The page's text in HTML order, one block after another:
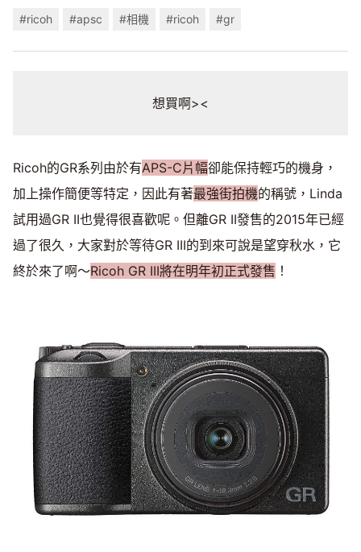
#ricoh #apsc #相機 #ricoh #gr
想買啊><
Ricoh的GR系列由於有APS-C片幅卻能保持輕巧的機身，
加上操作簡便等特定，因此有著最強街拍機的稱號，Linda
試用過GR II也覺得很喜歡呢。但離GR II發售的2015年已經
過了很久，大家對於等待GR III的到來可說是望穿秋水，它
終於來了啊～Ricoh GR III將在明年初正式發售 ！